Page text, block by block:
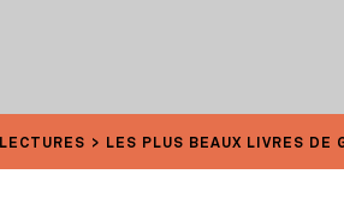
LECTURES LES PLUS BEAUX LIVRES DE